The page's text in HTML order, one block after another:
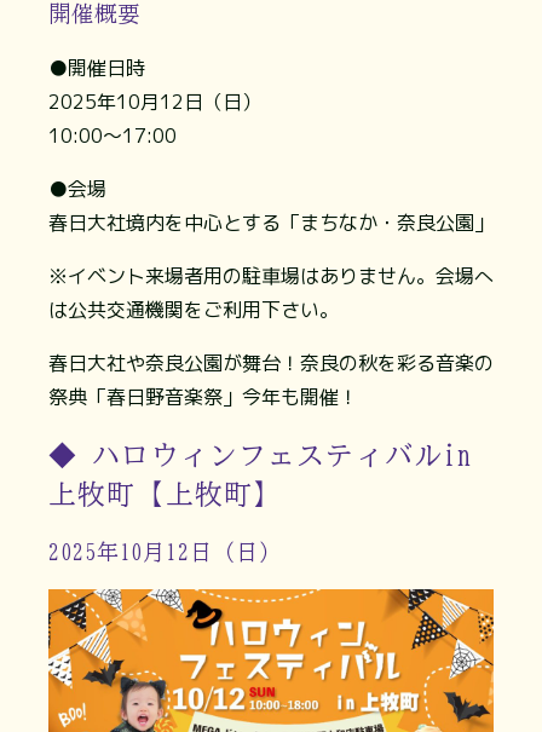
開催概要
●開催日時
2025年10月12日（日）
10:00〜17:00
●会場
春日大社境内を中心とする「まちなか・奈良公園」
※イベント来場者用の駐車場はありません。会場へ
は公共交通機関をご利用下さい。
春日大社や奈良公園が舞台！奈良の秋を彩る音楽の
祭典「春日野音楽祭」今年も開催！
◆ ハロウィンフェスティバルin
上牧町【上牧町】
2025年10月12日（日）